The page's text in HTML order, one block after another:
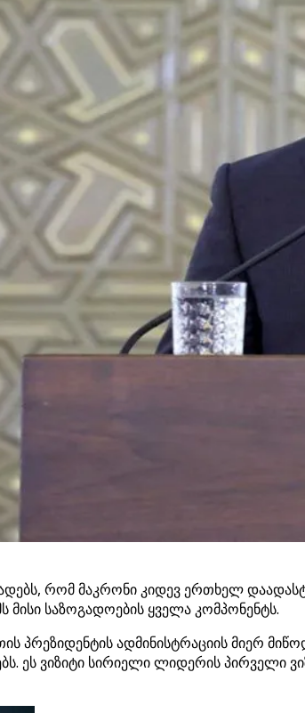
რომ მაკრონი კიდევ ერთხელ
მისი საზოგადოების ყველა კომპონენტს.
პრეზიდენტის ადმინისტრაციის მიერ
ეს ვიზიტი სირიელი ლიდერის პირველი